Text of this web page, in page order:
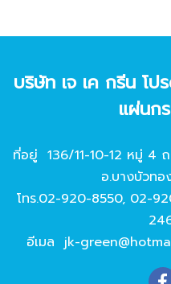
บริษัท เจ เค กรีน โ
แผ่นก
ที่อยู่ 136/11-10-12 หมู่ 4
อ.บางบัวทอ
โทร.02-920-8550, 02-
อีเมล jk-